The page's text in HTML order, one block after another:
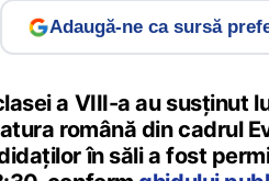
Adaugă-ne ca sursă
a VIII-a au susținut
română din cadrul
în săli a fost